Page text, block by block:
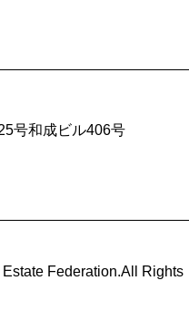
号和成ビル406号
Federation.All Rights